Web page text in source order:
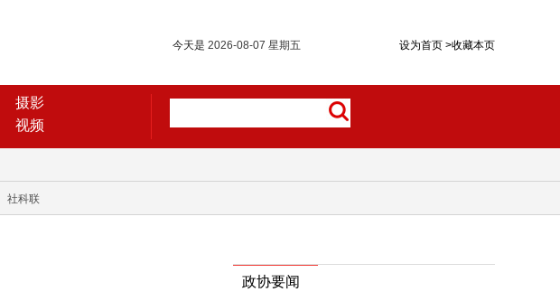
设为首页 >收藏本页
今天是 2026-08-07 星期五
摄影
视频
社科联
政协要闻